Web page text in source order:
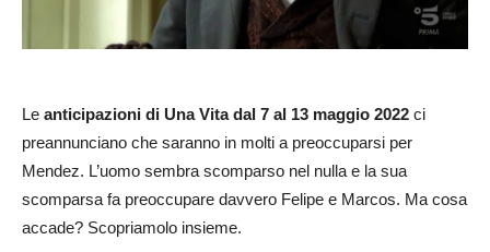
Le anticipazioni di Una Vita dal 7 al 13 maggio 2022 ci
preannunciano che saranno in molti a preoccuparsi per
Mendez. L’uomo sembra scomparso nel nulla e la sua
scomparsa fa preoccupare davvero Felipe e Marcos. Ma cosa
accade? Scopriamolo insieme.